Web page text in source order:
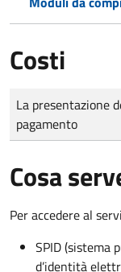
Costi
Tipo di pagamento
Importo
La presentazione
pagamento
Cosa
Per accedere al
SPID (sistema
d’identità